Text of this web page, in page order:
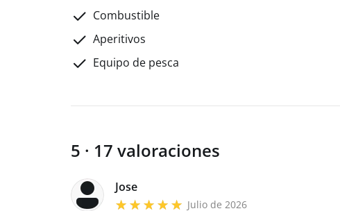
Combustible
Aperitivos
Equipo de pesca
5 · 17 valoraciones
Jose
Julio de 2026